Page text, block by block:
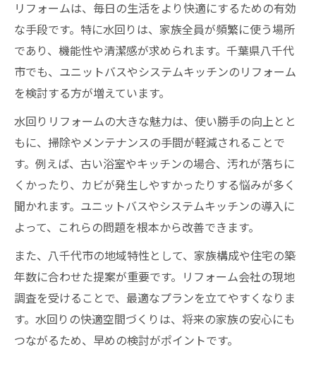
ト
追加工事が発生しやすい条件と注意点
ユニットバス工事の工期短縮のコツ
システムキッチン選びで後悔しない秘訣
リフォームで重視すべきキッチンの選び方
機能性とデザインを両立したシステムキッ
チン
リフォーム費用を賢く抑えるポイントとは
キッチンリフォームの失敗例とその対策
システムキッチン工期の目安と注意事項
工期短縮で生活にやさしいリフォーム術
リフォーム工期を短くするための工夫
ユニットバスとキッチン同時工事の利点
生活動線への影響を最小限に抑える方法
リフォーム中のストレスを減らすポイント
リフォームは、毎日の生活をより快適にするための有効
な手段です。特に水回りは、家族全員が頻繁に使う場所
であり、機能性や清潔感が求められます。千葉県八千代
市でも、ユニットバスやシステムキッチンのリフォーム
を検討する方が増えています。
水回りリフォームの大きな魅力は、使い勝手の向上とと
もに、掃除やメンテナンスの手間が軽減されることで
す。例えば、古い浴室やキッチンの場合、汚れが落ちに
くかったり、カビが発生しやすかったりする悩みが多く
聞かれます。ユニットバスやシステムキッチンの導入に
よって、これらの問題を根本から改善できます。
また、八千代市の地域特性として、家族構成や住宅の築
年数に合わせた提案が重要です。リフォーム会社の現地
調査を受けることで、最適なプランを立てやすくなりま
す。水回りの快適空間づくりは、将来の家族の安心にも
つながるため、早めの検討がポイントです。